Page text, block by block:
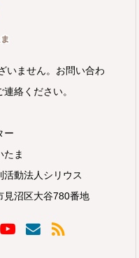
いません。お問い合わ
絡ください。
ー
たま
活動法人シリウス
見沼区大谷780番地